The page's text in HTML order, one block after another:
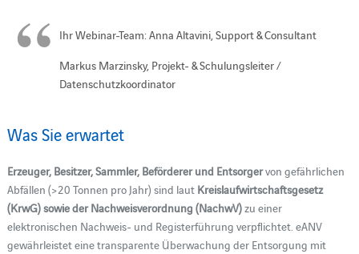
Ihr Webinar-Team: Anna Altavini, Support & Consultant
Markus Marzinsky, Projekt- & Schulungsleiter /
Datenschutzkoordinator
Was Sie erwartet
Erzeuger, Besitzer, Sammler, Beförderer und Entsorgervon gefährlichen
Abfällen (>20 Tonnen pro Jahr) sind laut Kreislaufwirtschaftsgesetz
(KrwG) sowie der Nachweisverordnung (NachwV)zu einer
elektronischen Nachweis- und Registerführung verpflichtet. eANV
gewährleistet eine transparente Überwachung der Entsorgung mit